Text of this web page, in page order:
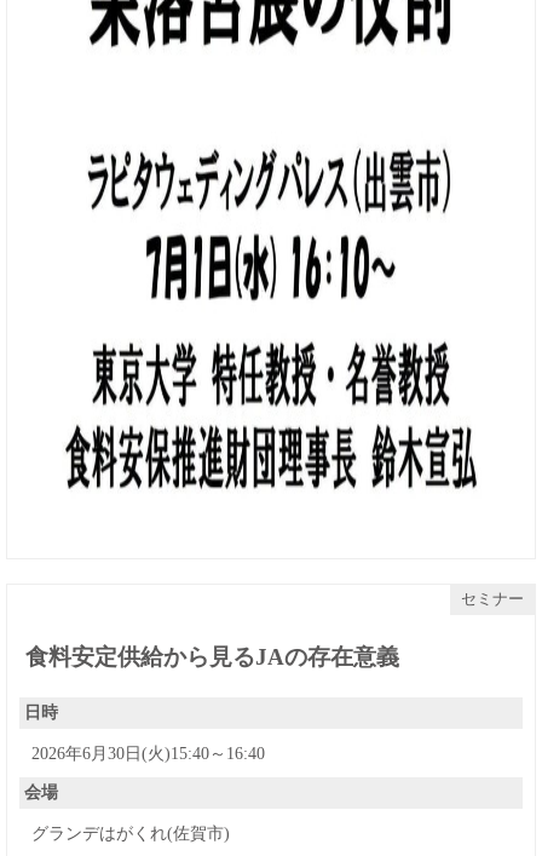
セミナー
食料安定供給から見るJAの存在意義
日時
2026年6月30日(火)15:40～16:40
会場
グランデはがくれ(佐賀市)